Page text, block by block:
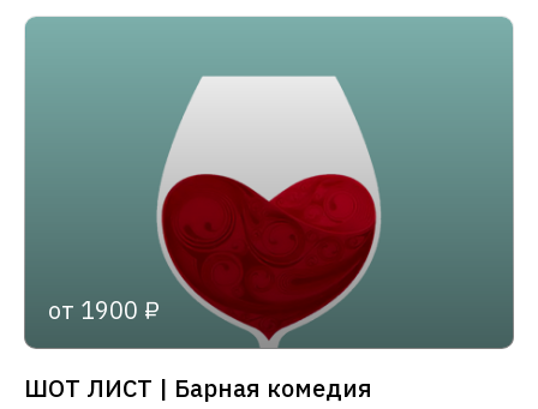
от 1900 ₽
ШОТ ЛИСТ | Барная комедия